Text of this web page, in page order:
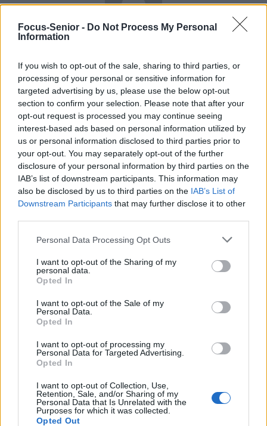
Focus-Senior - Do Not Process My Personal
Information
If you wish to opt-out of the sale, sharing to third parties, or
processing of your personal or sensitive information for
targeted advertising by us, please use the below opt-out
section to confirm your selection. Please note that after your
opt-out request is processed you may continue seeing
interest-based ads based on personal information utilized by
us or personal information disclosed to third parties prior to
your opt-out. You may separately opt-out of the further
disclosure of your personal information by third parties on the
IAB’s list of downstream participants. This information may
also be disclosed by us to third parties on the IAB’s List of
Downstream Participants that may further disclose it to other
Personal Data Processing Opt Outs
I want to opt-out of the Sharing of my
personal data.
Opted In
I want to opt-out of the Sale of my
Personal Data.
Opted In
I want to opt-out of processing my
Personal Data for Targeted Advertising.
Opted In
I want to opt-out of Collection, Use,
Retention, Sale, and/or Sharing of my
Personal Data that Is Unrelated with the
Purposes for which it was collected.
Opted Out
RELATED ARTICLES MORE FROM AUTHOR
Santé
Sieste après 65 ans : la
clé pour préserver votre
cerveau ou le mettre en
danger
Santé
Ménopause et
problèmes urinaires : le
secret inattendu des
sous-vêtements à
découvrir
Santé
Ménopause précoce : le
risque accru
d’hypertension à ne pas
ignorer
Maurane : selon Michel Fugain elle avait des “problèmes de
santé imaginaires”
11 mai 2018
Quatre problèmes que vous risquez si vous dormez sur le
27 septembre 2018
13 novembre 2020
Top 11 des crèmes pour le corps notées 100/100 sur Yuka